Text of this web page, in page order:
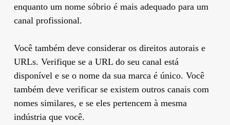
enquanto um nome sóbrio é mais adequado para um
canal profissional.
Você também deve considerar os direitos autorais e
URLs. Verifique se a URL do seu canal está
disponível e se o nome da sua marca é único. Você
também deve verificar se existem outros canais com
nomes similares, e se eles pertencem à mesma
indústria que você.